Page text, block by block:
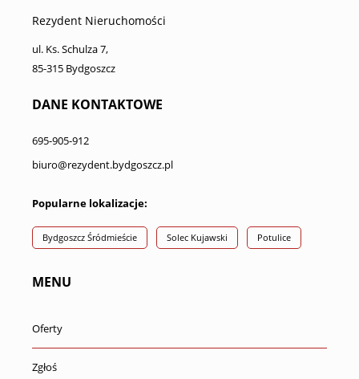
Rezydent Nieruchomości
ul. Ks. Schulza 7,
85-315 Bydgoszcz
DANE KONTAKTOWE
695-905-912
biuro@rezydent.bydgoszcz.pl
Popularne lokalizacje:
Bydgoszcz Śródmieście Solec Kujawski Potulice
MENU
Oferty
Zgłoś